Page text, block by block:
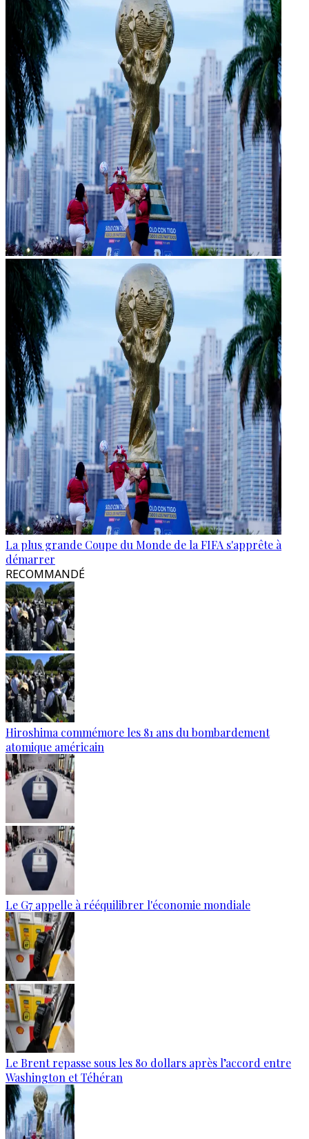
La plus grande Coupe du Monde de la FIFA s'apprête à
démarrer
RECOMMANDÉ
Hiroshima commémore les 81 ans du bombardement
atomique américain
Le G7 appelle à rééquilibrer l'économie mondiale
Le Brent repasse sous les 80 dollars après l’accord entre
Washington et Téhéran